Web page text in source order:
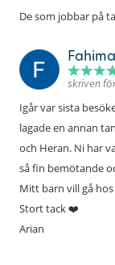
De som jobbar på
skriven
Igår var sista
lagade en annan
och Heran. Ni har
så fin bemötande
Mitt barn vill gå
Stort tack ❤️
Arian